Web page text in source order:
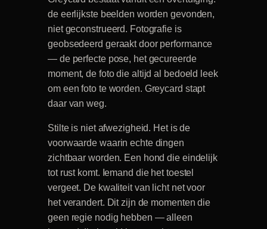
de eerlijkste beelden worden gevonden,
niet geconstrueerd. Fotografie is
geobsedeerd geraakt door performance
— de perfecte pose, het gecureerde
moment, de foto die altijd al bedoeld leek
om een foto te worden. Greycard stapt
daar van weg.
Stilte is niet afwezigheid. Het is de
voorwaarde waarin echte dingen
zichtbaar worden. Een hond die eindelijk
tot rust komt. Iemand die het toestel
vergeet. De kwaliteit van licht net voor
het verandert. Dit zijn de momenten die
geen regie nodig hebben — alleen